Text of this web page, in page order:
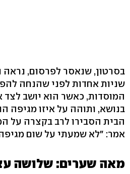
שניות אחדות לפני שהנחה
המוסדות, כאשר הוא יושב
בנושא, ותוהה על איזו מגיפה
הבית הסבירו לרב בקצרה על
אמר: "לא שמעתי על שום
מאה שערים: שלושה